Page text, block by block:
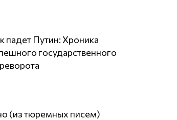
государственного
(из тюремных писем)